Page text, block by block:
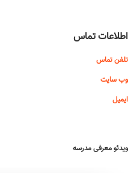
اطلاعات تماس
تلفن تماس
وب سایت
ایمیل
ویدئو معرفی مدرسه